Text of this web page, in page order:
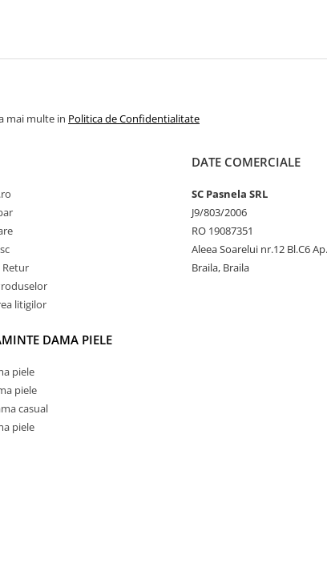
mai multe in Politica de Confidentialitate
Retur
litigilor
DAMA PIELE
piele
piele
casual
piele
DATE COMERCIALE
SC Pasnela SRL
J9/803/2006
RO 19087351
Aleea Soarelui nr.12 Bl.C6
Braila, Braila